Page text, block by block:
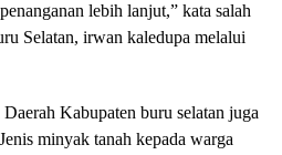
lebih lanjut,” kata salah
Selatan, irwan kaledupa melalui
Kabupaten buru selatan juga
minyak tanah kepada warga